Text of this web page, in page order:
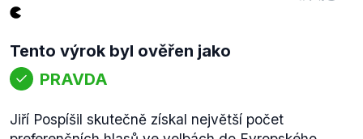
Tento výrok byl ověřen jako
PRAVDA
Jiří Pospíšil skutečně získal největší počet